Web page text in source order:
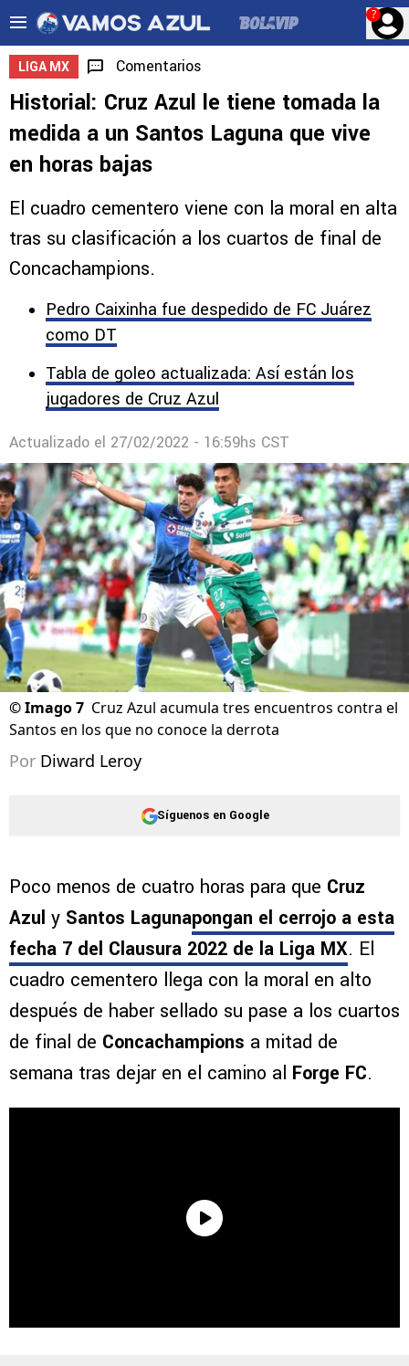
?
LIGA MX Comentarios
Historial: Cruz Azul le tiene tomada la
medida a un Santos Laguna que vive
en horas bajas
El cuadro cementero viene con la moral en alta
tras su clasificación a los cuartos de final de
Concachampions.
Pedro Caixinha fue despedido de FC Juárez
como DT
Tabla de goleo actualizada: Así están los
jugadores de Cruz Azul
Actualizado el 27/02/2022 - 16:59hs CST
©Imago 7 Cruz Azul acumula tres encuentros contra el
Santos en los que no conoce la derrota
Por Diward Leroy
Síguenos en Google
Poco menos de cuatro horas para que Cruz
Azul y Santos Lagunapongan el cerrojo a esta
fecha 7 del Clausura 2022 de la Liga MX. El
cuadro cementero llega con la moral en alto
después de haber sellado su pase a los cuartos
de final de Concachampions a mitad de
semana tras dejar en el camino al Forge FC.